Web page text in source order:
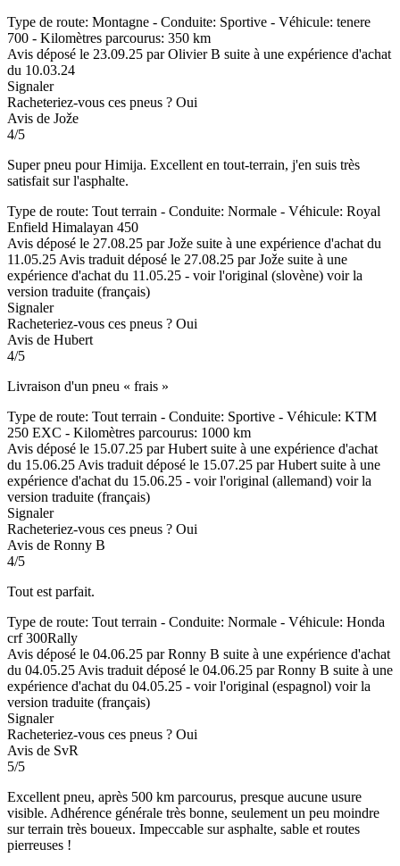
Type de route: Montagne - Conduite: Sportive - Véhicule: tenere
700 - Kilomètres parcourus: 350 km
Avis déposé le 23.09.25 par Olivier B suite à une expérience d'achat
du 10.03.24
Signaler
Racheteriez-vous ces pneus ? Oui
Avis de Jože
4/5
Super pneu pour Himija. Excellent en tout-terrain, j'en suis très
satisfait sur l'asphalte.
Type de route: Tout terrain - Conduite: Normale - Véhicule: Royal
Enfield Himalayan 450
Avis déposé le 27.08.25 par Jože suite à une expérience d'achat du
11.05.25 Avis traduit déposé le 27.08.25 par Jože suite à une
expérience d'achat du 11.05.25 - voir l'original (slovène) voir la
version traduite (français)
Signaler
Racheteriez-vous ces pneus ? Oui
Avis de Hubert
4/5
Livraison d'un pneu « frais »
Type de route: Tout terrain - Conduite: Sportive - Véhicule: KTM
250 EXC - Kilomètres parcourus: 1000 km
Avis déposé le 15.07.25 par Hubert suite à une expérience d'achat
du 15.06.25 Avis traduit déposé le 15.07.25 par Hubert suite à une
expérience d'achat du 15.06.25 - voir l'original (allemand) voir la
version traduite (français)
Signaler
Racheteriez-vous ces pneus ? Oui
Avis de Ronny B
4/5
Tout est parfait.
Type de route: Tout terrain - Conduite: Normale - Véhicule: Honda
crf 300Rally
Avis déposé le 04.06.25 par Ronny B suite à une expérience d'achat
du 04.05.25 Avis traduit déposé le 04.06.25 par Ronny B suite à une
expérience d'achat du 04.05.25 - voir l'original (espagnol) voir la
version traduite (français)
Signaler
Racheteriez-vous ces pneus ? Oui
Avis de SvR
5/5
Excellent pneu, après 500 km parcourus, presque aucune usure
visible. Adhérence générale très bonne, seulement un peu moindre
sur terrain très boueux. Impeccable sur asphalte, sable et routes
pierreuses !